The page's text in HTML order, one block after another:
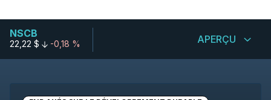
NSCB
22,22 $ -0,18 % APERÇU